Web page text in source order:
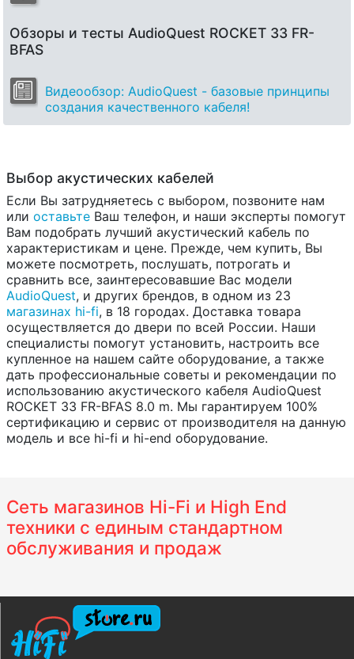
Обзоры и тесты AudioQuest ROCKET 33 FR-
BFAS
Видеообзор: AudioQuest - базовые принципы
создания качественного кабеля!
Выбор акустических кабелей
Если Вы затрудняетесь с выбором, позвоните нам
или оставьте Ваш телефон, и наши эксперты помогут
Вам подобрать лучший акустический кабель по
характеристикам и цене. Прежде, чем купить, Вы
можете посмотреть, послушать, потрогать и
сравнить все, заинтересовавшие Вас модели
AudioQuest, и других брендов, в одном из 23
магазинах hi-fi, в 18 городах. Доставка товара
осуществляется до двери по всей России. Наши
специалисты помогут установить, настроить все
купленное на нашем сайте оборудование, а также
дать профессиональные советы и рекомендации по
использованию акустического кабеля AudioQuest
ROCKET 33 FR-BFAS 8.0 m. Мы гарантируем 100%
сертификацию и сервис от производителя на данную
модель и все hi-fi и hi-end оборудование.
Сеть магазинов Hi-Fi и High End
техники с единым стандартном
обслуживания и продаж